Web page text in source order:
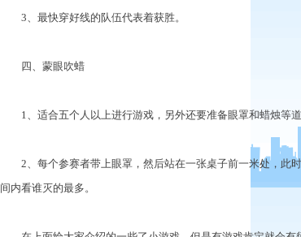
3、最快穿好线的队伍代表着获胜。
四、蒙眼吹蜡
1、适合五个人以上进行游戏，另外还要准备眼罩和蜡烛等
2、每个参赛者带上眼罩，然后站在一张桌子前一米处，此
间内看谁灭的最多。